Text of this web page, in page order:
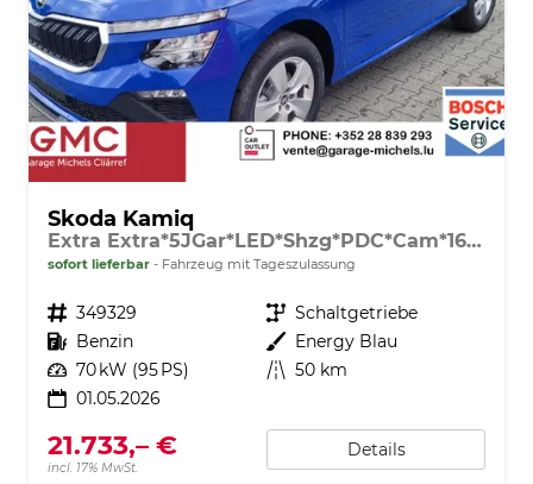
Skoda Kamiq
Extra Extra*5JGar*LED*Shzg*PDC*Cam*16Zoll*ACA*
sofort lieferbar Fahrzeug mit Tageszulassung
Fahrzeugnr. 349329 Getriebe Schaltgetriebe
Kraftstoff Benzin Außenfarbe Energy Blau
Leistung 70 kW (95 PS) Kilometerstand 50 km
01.05.2026
21.733,– €
incl. 17% MwSt.
Details